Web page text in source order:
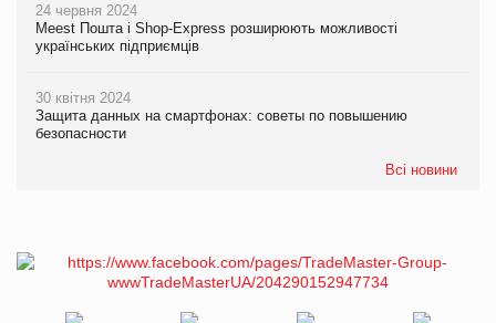
24 червня 2024
Meest Пошта і Shop-Express розширюють можливості
українських підприємців
30 квітня 2024
Защита данных на смартфонах: советы по повышению
безопасности
Всі новини